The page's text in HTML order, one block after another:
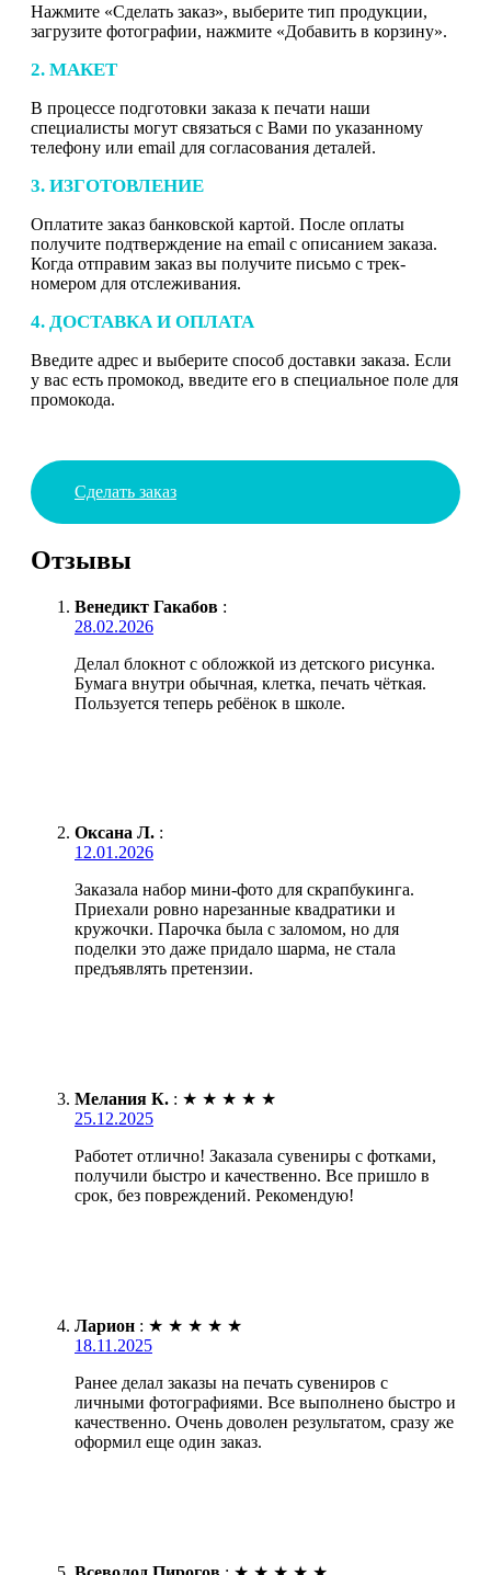
Нажмите «Сделать заказ», выберите тип продукции,
загрузите фотографии, нажмите «Добавить в корзину».
2. МАКЕТ
В процессе подготовки заказа к печати наши
специалисты могут связаться с Вами по указанному
телефону или email для согласования деталей.
3. ИЗГОТОВЛЕНИЕ
Оплатите заказ банковской картой. После оплаты
получите подтверждение на email с описанием заказа.
Когда отправим заказ вы получите письмо с трек-
номером для отслеживания.
4. ДОСТАВКА И ОПЛАТА
Введите адрес и выберите способ доставки заказа. Если
у вас есть промокод, введите его в специальное поле для
промокода.
Сделать заказ
Отзывы
Венедикт Гакабов :
28.02.2026
Делал блокнот с обложкой из детского рисунка.
Бумага внутри обычная, клетка, печать чёткая.
Пользуется теперь ребёнок в школе.
Оксана Л. :
12.01.2026
Заказала набор мини-фото для скрапбукинга.
Приехали ровно нарезанные квадратики и
кружочки. Парочка была с заломом, но для
поделки это даже придало шарма, не стала
предъявлять претензии.
Мелания К. : ★ ★ ★ ★ ★
25.12.2025
Работет отлично! Заказала сувениры с фотками,
получили быстро и качественно. Все пришло в
срок, без повреждений. Рекомендую!
Ларион : ★ ★ ★ ★ ★
18.11.2025
Ранее делал заказы на печать сувениров с
личными фотографиями. Все выполнено быстро и
качественно. Очень доволен результатом, сразу же
оформил еще один заказ.